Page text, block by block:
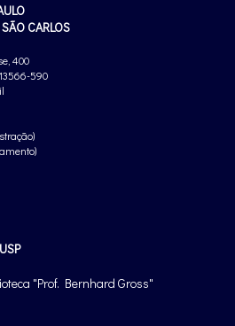
CARLOS
400
590
"Prof. Bernhard Gross"